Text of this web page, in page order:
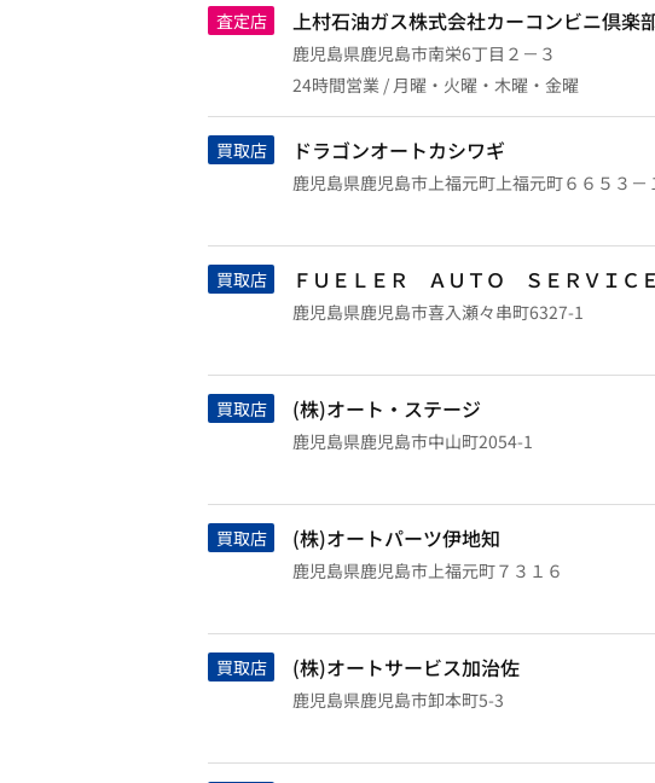
査定店 上村石油ガス株式会社カーコンビニ倶楽
鹿児島県鹿児島市南栄6丁目２－３
24時間営業 / 月曜・火曜・木曜・金曜
買取店 ドラゴンオートカシワギ
鹿児島県鹿児島市上福元町上福元町６６５３－
買取店 ＦＵＥＬＥＲ ＡＵＴＯ ＳＥＲＶＩＣＥ
鹿児島県鹿児島市喜入瀬々串町6327-1
買取店 (株)オート・ステージ
鹿児島県鹿児島市中山町2054-1
買取店 (株)オートパーツ伊地知
鹿児島県鹿児島市上福元町７３１６
買取店 (株)オートサービス加治佐
鹿児島県鹿児島市卸本町5-3